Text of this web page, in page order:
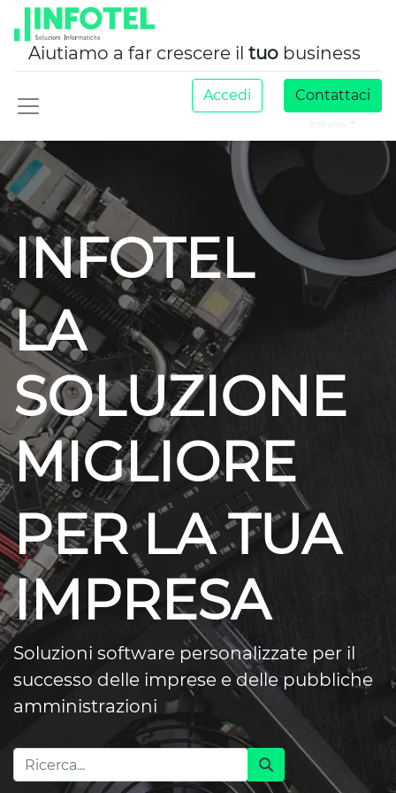
Aiutiamo a far crescere il tuo business
Accedi Contattaci
INFOTEL
LA
SOLUZIONE
MIGLIORE
PER LA TUA
IMPRESA
Soluzioni software personalizzate per il
successo delle imprese e delle pubbliche
amministrazioni